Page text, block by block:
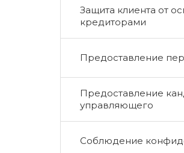
Защита клиента от
кредиторами
Предоставление
Предоставление
управляющего
Соблюдение